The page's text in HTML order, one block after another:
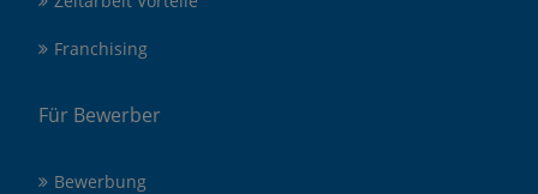
Franchising
Für Bewerber
Bewerbung